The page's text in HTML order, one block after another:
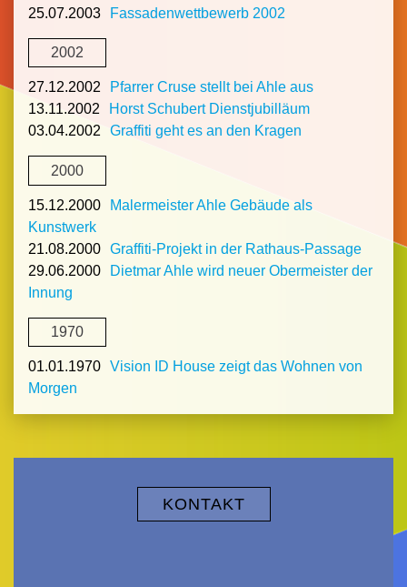
25.07.2003
Fassadenwettbewerb 2002
2002
27.12.2002
Pfarrer Cruse stellt bei Ahle aus
13.11.2002
Horst Schubert Dienstjubilläum
03.04.2002
Graffiti geht es an den Kragen
2000
15.12.2000
Malermeister Ahle Gebäude als
Kunstwerk
21.08.2000 Graffiti-Projekt in der Rathaus-Passage
29.06.2000
Dietmar Ahle wird neuer Obermeister der
Innung
1970
01.01.1970 Vision ID House zeigt das Wohnen von
Morgen
KONTAKT